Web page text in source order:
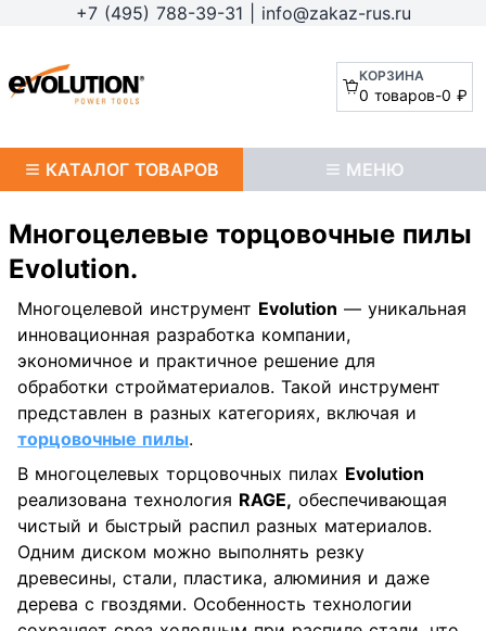
+7 (495) 788-39-31 info@zakaz-rus.ru
КОРЗИНА
0 товаров-0 ₽
КАТАЛОГ ТОВАРОВ МЕНЮ
Многоцелевые торцовочные пилы
Evolution.
Многоцелевой инструмент Evolution — уникальная
инновационная разработка компании,
экономичное и практичное решение для
обработки стройматериалов. Такой инструмент
представлен в разных категориях, включая и
торцовочные пилы.
В многоцелевых торцовочных пилах Evolution
реализована технология RAGE, обеспечивающая
чистый и быстрый распил разных материалов.
Одним диском можно выполнять резку
древесины, стали, пластика, алюминия и даже
дерева с гвоздями. Особенность технологии